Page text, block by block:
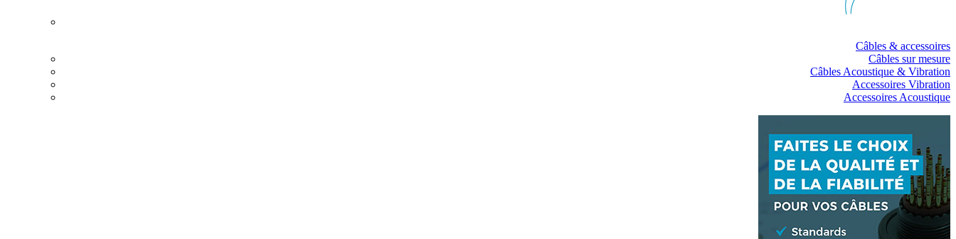
Câbles & accessoires
Câbles sur mesure
Câbles Acoustique & Vibration
Accessoires Vibration
Accessoires Acoustique